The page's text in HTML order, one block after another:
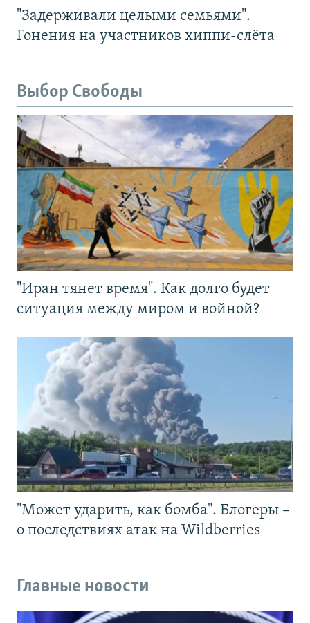
"Задерживали целыми семьями".
Гонения на участников хиппи-слёта
Выбор Свободы
"Иран тянет время". Как долго будет
ситуация между миром и войной?
"Может ударить, как бомба". Блогеры –
о последствиях атак на Wildberries
Главные новости